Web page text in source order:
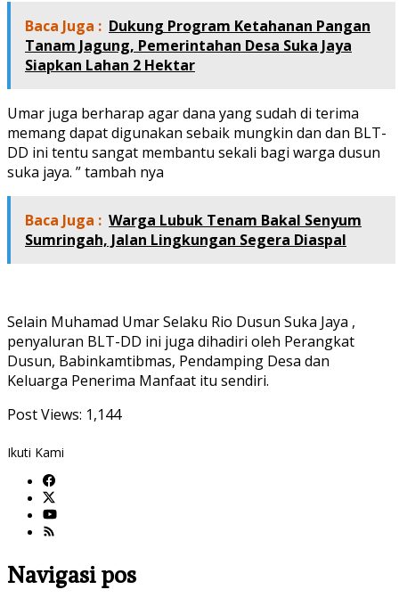
Baca Juga : Dukung Program Ketahanan Pangan
Tanam Jagung, Pemerintahan Desa Suka Jaya
Siapkan Lahan 2 Hektar
Umar juga berharap agar dana yang sudah di terima
memang dapat digunakan sebaik mungkin dan dan BLT-
DD ini tentu sangat membantu sekali bagi warga dusun
suka jaya. ” tambah nya
Baca Juga : Warga Lubuk Tenam Bakal Senyum
Sumringah, Jalan Lingkungan Segera Diaspal
Selain Muhamad Umar Selaku Rio Dusun Suka Jaya ,
penyaluran BLT-DD ini juga dihadiri oleh Perangkat
Dusun, Babinkamtibmas, Pendamping Desa dan
Keluarga Penerima Manfaat itu sendiri.
Post Views: 1,144
Ikuti Kami
Navigasi pos